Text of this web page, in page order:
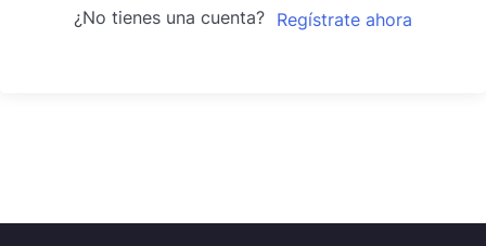
¿No tienes una cuenta? Regístrate ahora